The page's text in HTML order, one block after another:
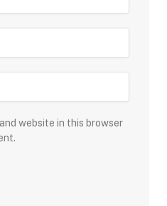
website in this browser